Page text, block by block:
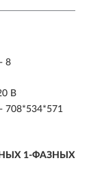
- 8
В
- 708*534*571
1-ФАЗНЫХ